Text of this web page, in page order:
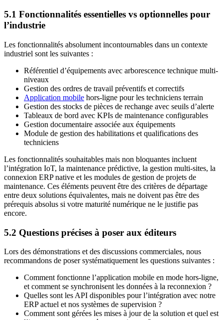
5.1 Fonctionnalités essentielles vs optionnelles pour
l’industrie
Les fonctionnalités absolument incontournables dans un contexte
industriel sont les suivantes :
Référentiel d’équipements avec arborescence technique multi-
niveaux
Gestion des ordres de travail préventifs et correctifs
Application mobile hors-ligne pour les techniciens terrain
Gestion des stocks de pièces de rechange avec seuils d’alerte
Tableaux de bord avec KPIs de maintenance configurables
Gestion documentaire associée aux équipements
Module de gestion des habilitations et qualifications des
techniciens
Les fonctionnalités souhaitables mais non bloquantes incluent
l’intégration IoT, la maintenance prédictive, la gestion multi-sites, la
connexion ERP native et les modules de gestion de projets de
maintenance. Ces éléments peuvent être des critères de départage
entre deux solutions équivalentes, mais ne doivent pas être des
prérequis absolus si votre maturité numérique ne le justifie pas
encore.
5.2 Questions précises à poser aux éditeurs
Lors des démonstrations et des discussions commerciales, nous
recommandons de poser systématiquement les questions suivantes :
Comment fonctionne l’application mobile en mode hors-ligne,
et comment se synchronisent les données à la reconnexion ?
Quelles sont les API disponibles pour l’intégration avec notre
ERP actuel et nos systèmes de supervision ?
Comment sont gérées les mises à jour de la solution et quel est